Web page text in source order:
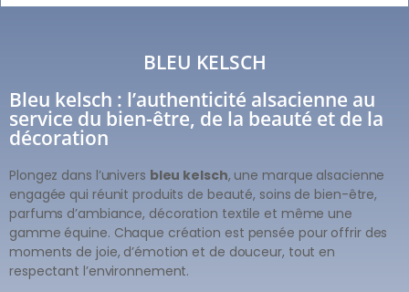
BLEU KELSCH
Bleu kelsch : l’authenticité alsacienne au
service du bien-être, de la beauté et de la
décoration
Plongez dans l’univers bleu kelsch, une marque alsacienne
engagée qui réunit produits de beauté, soins de bien-être,
parfums d’ambiance, décoration textile et même une
gamme équine. Chaque création est pensée pour offrir des
moments de joie, d’émotion et de douceur, tout en
respectant l’environnement.